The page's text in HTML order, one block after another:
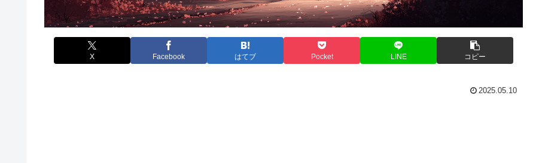
X Facebook はてブ Pocket LINE コピー
2025.05.10